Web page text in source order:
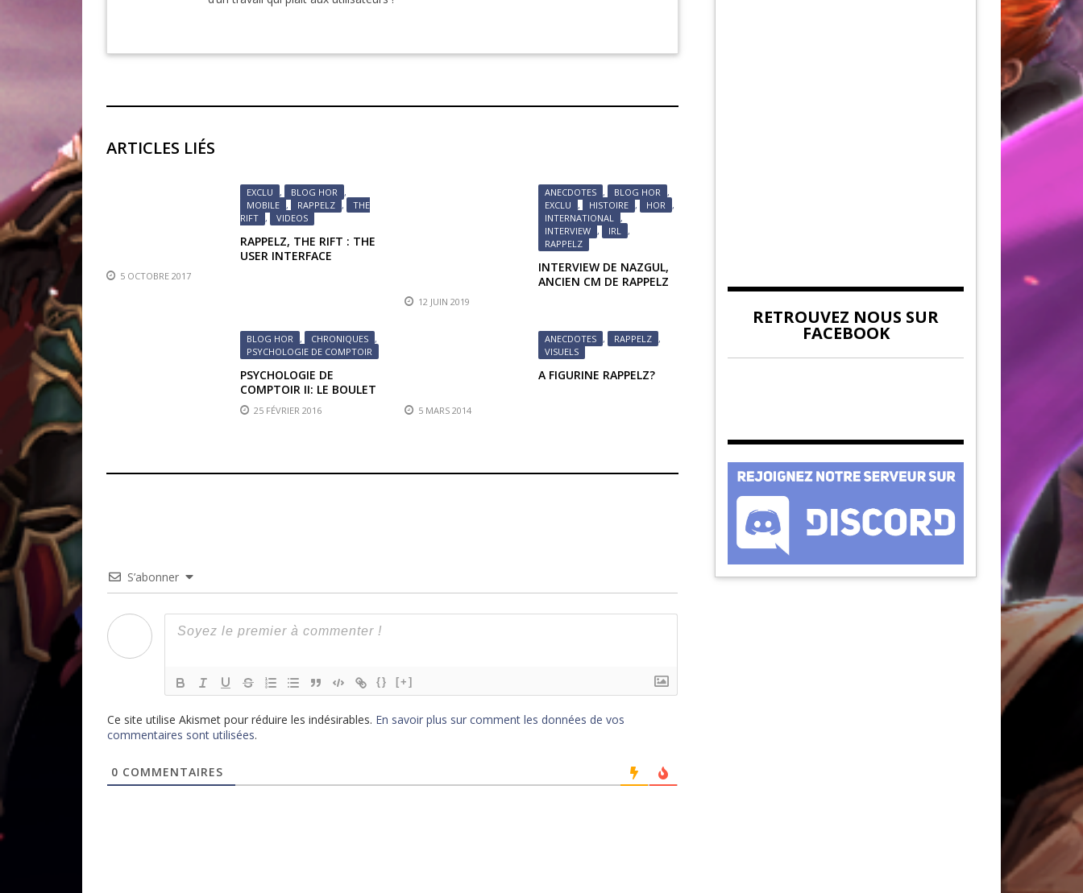
ARTICLES LIÉS
EXCLU , BLOG HOR ,
MOBILE , RAPPELZ ,
THE
RIFT , VIDEOS
RAPPELZ, THE RIFT : THE
USER INTERFACE
5 OCTOBRE 2017
ANECDOTES , BLOG HOR ,
EXCLU , HISTOIRE , HOR ,
INTERNATIONAL ,
INTERVIEW , IRL ,
RAPPELZ
INTERVIEW DE NAZGUL,
ANCIEN CM DE RAPPELZ
12 JUIN 2019
BLOG HOR , CHRONIQUES ,
PSYCHOLOGIE DE COMPTOIR
PSYCHOLOGIE DE
COMPTOIR II: LE BOULET
25 FÉVRIER 2016
ANECDOTES , RAPPELZ ,
VISUELS
A FIGURINE RAPPELZ?
5 MARS 2014
S’abonner
{} [+]
Ce site utilise Akismet pour réduire les indésirables. En savoir plus sur comment les données de vos
commentaires sont utilisées.
0 COMMENTAIRES
RETROUVEZ NOUS SUR
FACEBOOK